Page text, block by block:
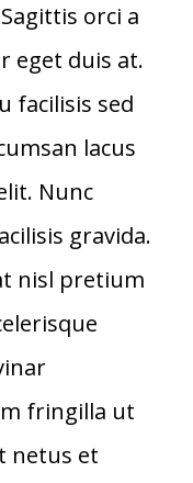
orci a
eget duis at.
facilisis sed
lacus
Nunc
gravida.
nisl pretium
fringilla ut
netus et